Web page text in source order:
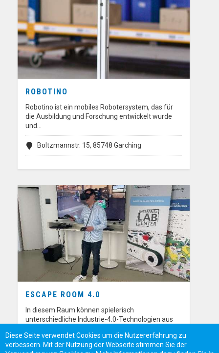
ROBOTINO
Robotino ist ein mobiles Robotersystem, das für
die Ausbildung und Forschung entwickelt wurde
und…
Boltzmannstr. 15, 85748 Garching
ESCAPE ROOM 4.0
In diesem Raum können spielerisch
unterschiedliche Industrie-4.0-Technologien aus
Fraunhofer IML, Joseph-von-Fraunhofer-
Diese Seite verwendet Cookies um die Nutzererfahrung zu
verbessern. Mit der Nutzung der Webseite stimmen Sie der